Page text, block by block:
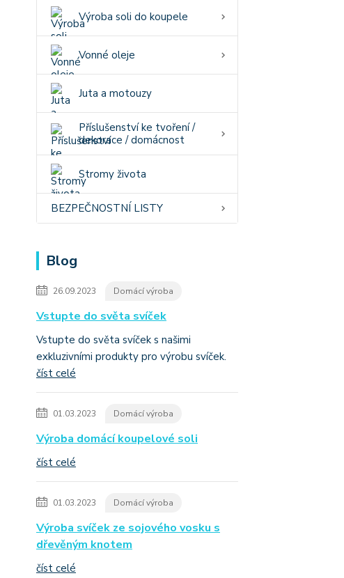
Výroba soli do koupele
Vonné oleje
Juta a motouzy
Příslušenství ke tvoření /
dekorace / domácnost
Stromy života
BEZPEČNOSTNÍ LISTY
Blog
26.09.2023 Domácí výroba
Vstupte do světa svíček
Vstupte do světa svíček s našimi
exkluzivními produkty pro výrobu svíček.
číst celé
01.03.2023 Domácí výroba
Výroba domácí koupelové soli
číst celé
01.03.2023 Domácí výroba
Výroba svíček ze sojového vosku s
dřevěným knotem
číst celé